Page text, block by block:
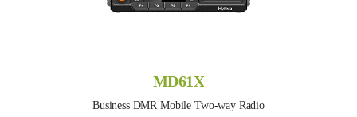
MD61X
Business DMR Mobile Two-way Radio